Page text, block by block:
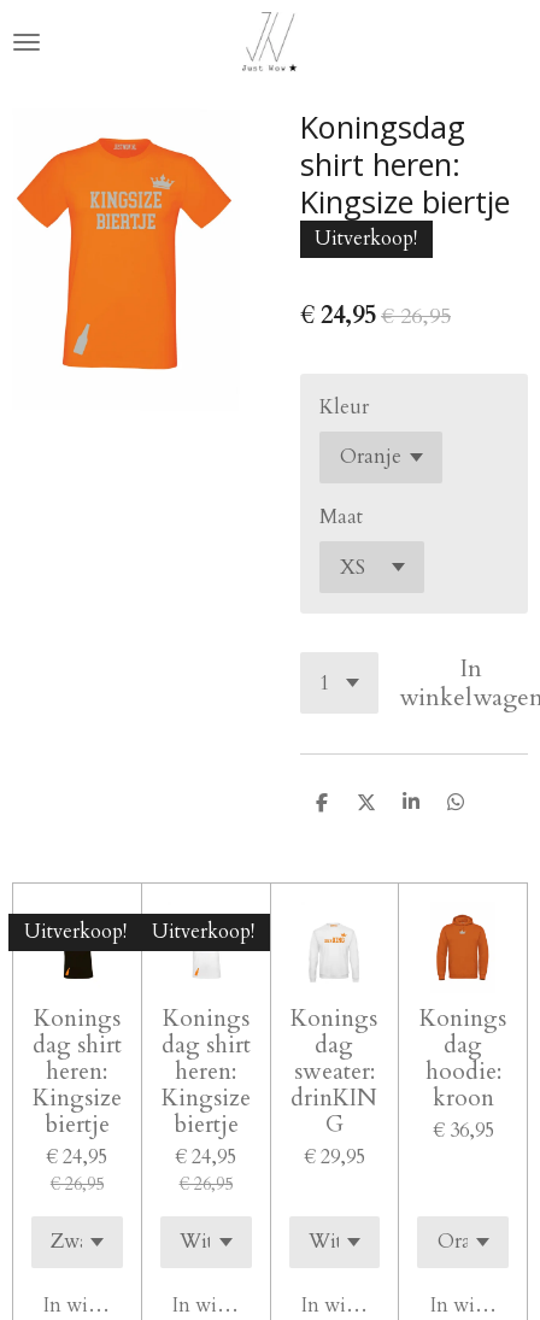
direct
hoofdinhoud
Koningsdag
shirt heren:
Kingsize biertje
Uitverkoop!
€ 24,95€ 26,95
Kleur
Maat
In
D
D
S
D
Uitverkoop!
Konings
dag shirt
heren:
Kingsize
biertje
€ 24,95
€ 26,95
In winkelwagen
Uitverkoop!
Konings
dag shirt
heren:
Kingsize
biertje
€ 24,95
€ 26,95
In winkelwagen
Konings
dag
sweater:
drinKIN
G
€ 29,95
In winkelwagen
Konings
dag
hoodie:
kroon
€ 36,95
In